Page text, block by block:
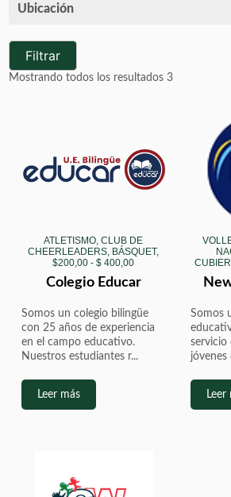
Ubicación
Filtrar
Mostrando todos los resultados 3
ATLETISMO, CLUB DE
CHEERLEADERS, BÁSQUET,
$200,00 - $ 400,00
Colegio Educar
Somos un colegio bilingüe
con 25 años de experiencia
en el campo educativo.
Nuestros estudiantes r...
Leer más
Somos
servicio
jóvenes
Leer